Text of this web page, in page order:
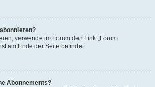
verwende im Forum den Link „Forum
am Ende der Seite befindet.
Abonnements?